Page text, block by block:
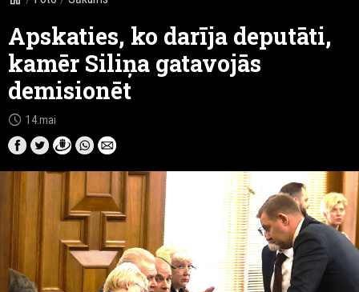
Apskaties, ko darīja deputāti,
kamēr Siliņa gatavojās
demisionēt
schedule 14.mai